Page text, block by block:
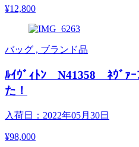
¥12,800
バッグ , ブランド品
ﾙｲｳﾞｨﾄﾝ N41358 ﾈｳﾞｧ
た！
入荷日：2022年05月30日
¥98,000